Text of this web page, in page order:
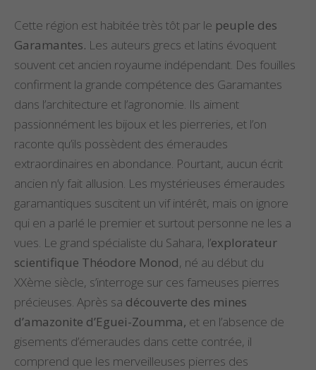
Cette région est habitée très tôt par le peuple des
Garamantes. Les auteurs grecs et latins évoquent
souvent cet ancien royaume indépendant. Des fouilles
confirment la grande compétence des Garamantes
dans l’architecture et l’agronomie. Ils aiment
passionnément les bijoux et les pierreries, et l’on
raconte qu’ils possèdent des émeraudes
extraordinaires en abondance. Pourtant, aucun écrit
ancien n’y fait allusion. Les mystérieuses émeraudes
garamantiques suscitent un vif intérêt, mais on ignore
qui en a parlé le premier et surtout personne ne les a
vues. Le grand spécialiste du Sahara, l’explorateur
scientifique Théodore Monod, né au début du
XXème siècle, s’interroge sur ces fameuses pierres
précieuses. Après sa découverte des mines
d’amazonite d’Eguei-Zoumma, et en l’absence de
gisements d’émeraudes dans cette contrée, il
comprend que les merveilleuses pierres des